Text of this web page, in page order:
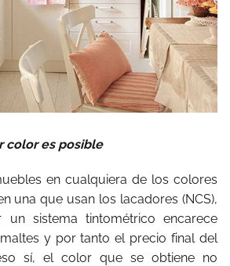
color es posible
en cualquiera de los colores
una que usan los lacadores (NCS),
sistema tintométrico encarece
y por tanto el precio final del
sí, el color que se obtiene no